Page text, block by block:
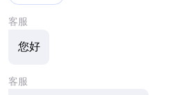
客服
您好
客服